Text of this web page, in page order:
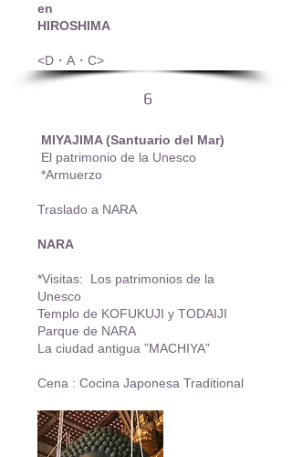
en
HIROSHIMA
<D・A・C>
6
MIYAJIMA (Santuario del Mar)
El patrimonio de la Unesco
*Armuerzo
Traslado a NARA
NARA
*Visitas: Los patrimonios de la
Unesco
Templo de KOFUKUJI y TODAIJI
Parque de NARA
La ciudad antigua ”MACHIYA”
Cena : Cocina Japonesa Traditional